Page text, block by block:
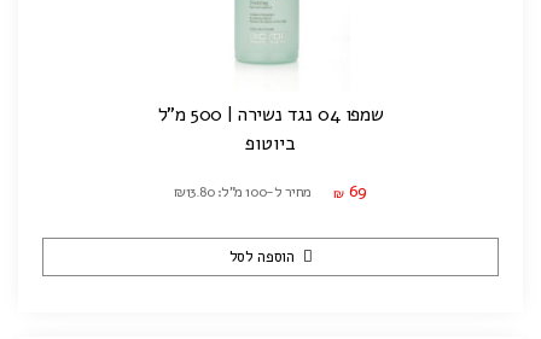
שמפו 04 נגד נשירה | 500 מ"ל
ביוטופ
₪ 69 מחיר ל-100 מ"ל: ₪13.80
הוספה לסל